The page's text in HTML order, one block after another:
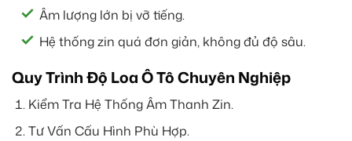
Âm lượng lớn bị vỡ tiếng.
Hệ thống zin quá đơn giản, không đủ độ sâu.
Quy Trình Độ Loa Ô Tô Chuyên Nghiệp
Kiểm Tra Hệ Thống Âm Thanh Zin.
Tư Vấn Cấu Hình Phù Hợp.